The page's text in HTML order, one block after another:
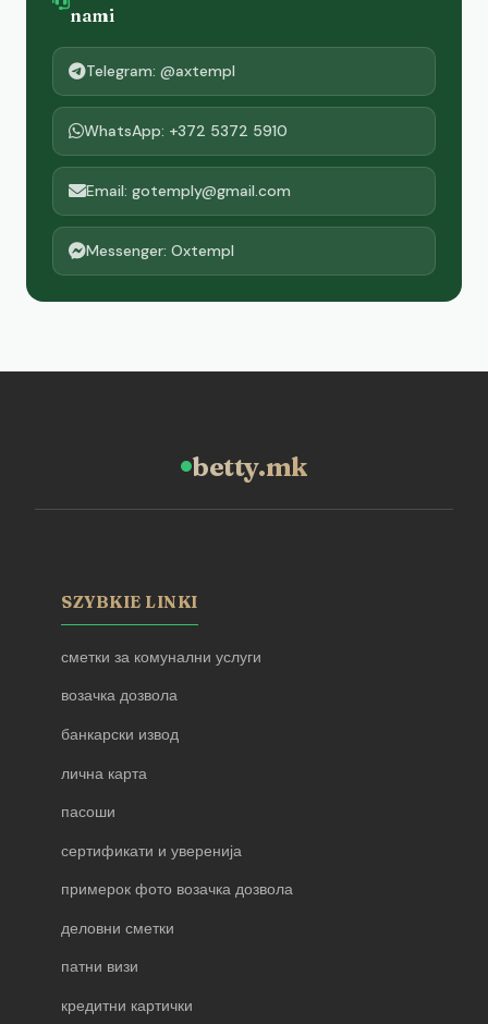
nami
Telegram: @axtempl
WhatsApp: +372 5372 5910
Email: gotemply@gmail.com
Messenger: Oxtempl
betty.mk
SZYBKIE LINKI
сметки за комунални услуги
возачка дозвола
банкарски извод
лична карта
пасоши
сертификати и уверенија
примерок фото возачка дозвола
деловни сметки
патни визи
кредитни картички